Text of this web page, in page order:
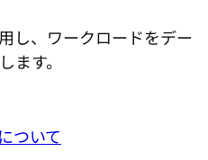
し、ワークロードをデー
ます。
ついて